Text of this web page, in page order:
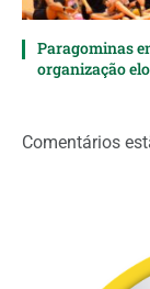
Paragominas
organização
Comentários